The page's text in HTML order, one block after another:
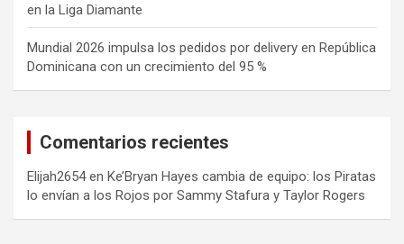
en la Liga Diamante
Mundial 2026 impulsa los pedidos por delivery en República
Dominicana con un crecimiento del 95 %
Comentarios recientes
Elijah2654en Ke’Bryan Hayes cambia de equipo: los Piratas
lo envían a los Rojos por Sammy Stafura y Taylor Rogers